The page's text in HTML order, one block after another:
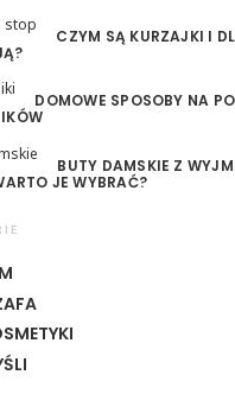
CZYM SĄ KURZAJKI I
DOMOWE SPOSOBY NA
BUTY DAMSKIE Z
JE WYBRAĆ?